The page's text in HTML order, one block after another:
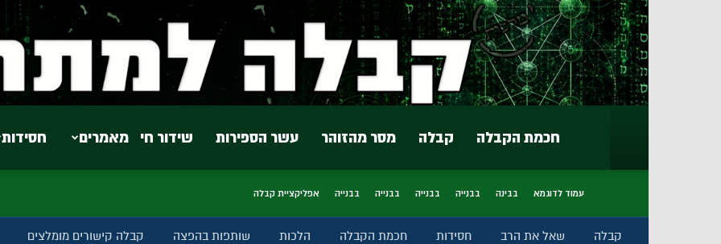
חסידות מאמרים שידור חי עשר הספירות מסר מהזוהר קבלה חכמת הקבלה
עמוד לדוגמא בבינה בבנייה בבנייה בבנייה בבנייה אפליקציית קבלה
קבלה שאל את הרב חסידות חכמת הקבלה הלכות שותפות בהפצה קבלה קישורים מומלצים